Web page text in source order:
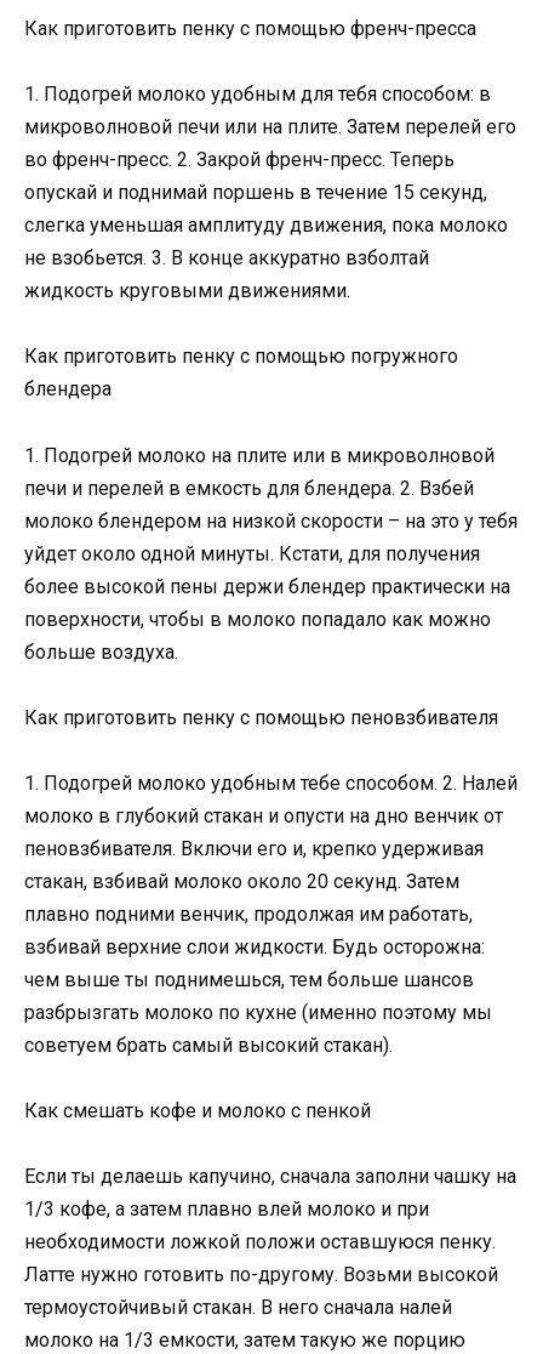
Как приготовить пенку с помощью френч-пресса
1. Подогрей молоко удобным для тебя способом: в
микроволновой печи или на плите. Затем перелей его
во френч-пресс. 2. Закрой френч-пресс. Теперь
опускай и поднимай поршень в течение 15 секунд,
слегка уменьшая амплитуду движения, пока молоко
не взобьется. 3. В конце аккуратно взболтай
жидкость круговыми движениями.
Как приготовить пенку с помощью погружного
блендера
1. Подогрей молоко на плите или в микроволновой
печи и перелей в емкость для блендера. 2. Взбей
молоко блендером на низкой скорости – на это у тебя
уйдет около одной минуты. Кстати, для получения
более высокой пены держи блендер практически на
поверхности, чтобы в молоко попадало как можно
больше воздуха.
Как приготовить пенку с помощью пеновзбивателя
1. Подогрей молоко удобным тебе способом. 2. Налей
молоко в глубокий стакан и опусти на дно венчик от
пеновзбивателя. Включи его и, крепко удерживая
стакан, взбивай молоко около 20 секунд. Затем
плавно подними венчик, продолжая им работать,
взбивай верхние слои жидкости. Будь осторожна:
чем выше ты поднимешься, тем больше шансов
разбрызгать молоко по кухне (именно поэтому мы
советуем брать самый высокий стакан).
Как смешать кофе и молоко с пенкой
Если ты делаешь капучино, сначала заполни чашку на
1/3 кофе, а затем плавно влей молоко и при
необходимости ложкой положи оставшуюся пенку.
Латте нужно готовить по-другому. Возьми высокой
термоустойчивый стакан. В него сначала налей
молоко на 1/3 емкости, затем такую же порцию